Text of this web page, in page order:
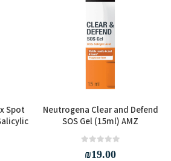
Neutrogena Clear and Defend
SOS Gel (15ml) AMZ
₪19.00
Spot